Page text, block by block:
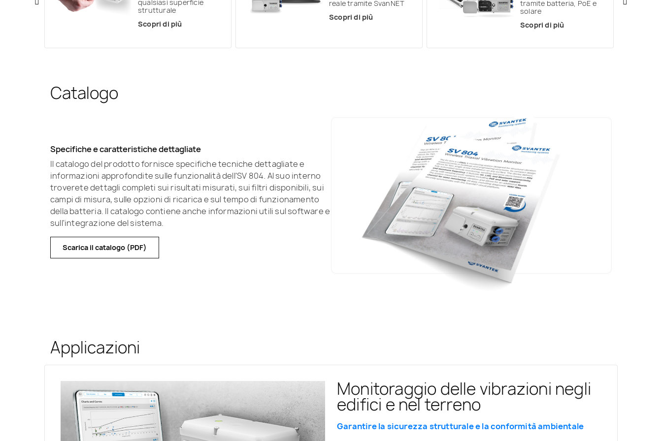
qualsiasi superficie
strutturale
Scopri di più
reale tramite SvanNET
Scopri di più
tramite batteria, PoE e
solare
Scopri di più
Catalogo
Specifiche e caratteristiche dettagliate
Il catalogo del prodotto fornisce specifiche tecniche dettagliate e
informazioni approfondite sulle funzionalità dell'SV 804. Al suo interno
troverete dettagli completi sui risultati misurati, sui filtri disponibili, sui
campi di misura, sulle opzioni di ricarica e sul tempo di funzionamento
della batteria. Il catalogo contiene anche informazioni utili sul software e
sull'integrazione del sistema.
Scarica il catalogo (PDF)
Applicazioni
Monitoraggio delle vibrazioni negli
edifici e nel terreno
Garantire la sicurezza strutturale e la conformità ambientale